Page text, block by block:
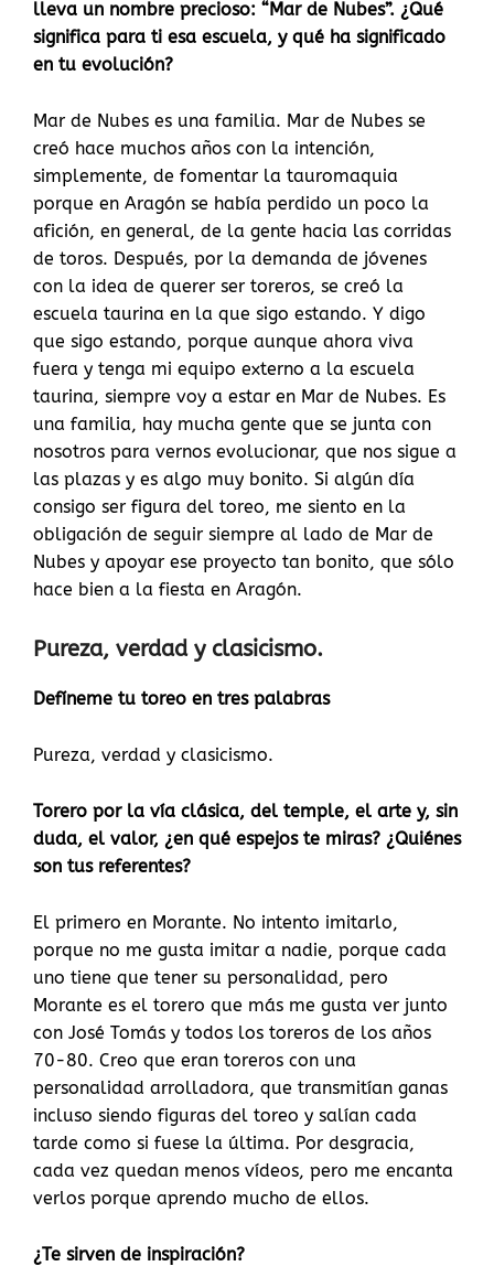
lleva un nombre precioso: “Mar de Nubes”. ¿Qué
significa para ti esa escuela, y qué ha significado
en tu evolución?
Mar de Nubes es una familia. Mar de Nubes se
creó hace muchos años con la intención,
simplemente, de fomentar la tauromaquia
porque en Aragón se había perdido un poco la
afición, en general, de la gente hacia las corridas
de toros. Después, por la demanda de jóvenes
con la idea de querer ser toreros, se creó la
escuela taurina en la que sigo estando. Y digo
que sigo estando, porque aunque ahora viva
fuera y tenga mi equipo externo a la escuela
taurina, siempre voy a estar en Mar de Nubes. Es
una familia, hay mucha gente que se junta con
nosotros para vernos evolucionar, que nos sigue a
las plazas y es algo muy bonito. Si algún día
consigo ser figura del toreo, me siento en la
obligación de seguir siempre al lado de Mar de
Nubes y apoyar ese proyecto tan bonito, que sólo
hace bien a la fiesta en Aragón.
Pureza, verdad y clasicismo.
Defíneme tu toreo en tres palabras
Pureza, verdad y clasicismo.
Torero por la vía clásica, del temple, el arte y, sin
duda, el valor, ¿en qué espejos te miras? ¿Quiénes
son tus referentes?
El primero en Morante. No intento imitarlo,
porque no me gusta imitar a nadie, porque cada
uno tiene que tener su personalidad, pero
Morante es el torero que más me gusta ver junto
con José Tomás y todos los toreros de los años
70-80. Creo que eran toreros con una
personalidad arrolladora, que transmitían ganas
incluso siendo figuras del toreo y salían cada
tarde como si fuese la última. Por desgracia,
cada vez quedan menos vídeos, pero me encanta
verlos porque aprendo mucho de ellos.
¿Te sirven de inspiración?